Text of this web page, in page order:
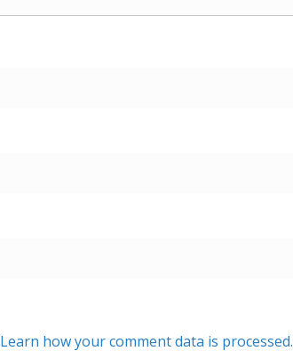
Learn how your comment data is processed.